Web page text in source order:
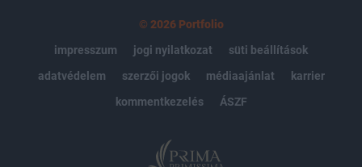
© 2026 Portfolio
impresszum
jogi nyilatkozat
süti beállítások
adatvédelem
szerzői jogok médiaajánlat
karrier
kommentkezelés
ÁSZF